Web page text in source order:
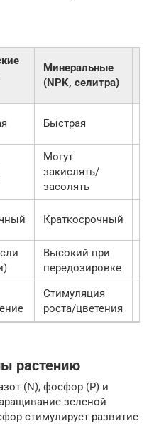
Минеральные
(NPK, селитра)
Быстрая
Могут
закислять/
засолять
Краткосрочный
Высокий при
передозировке
Стимуляция
роста/цветения
растению
(N), фосфор (P) и
зеленой
стимулирует развитие